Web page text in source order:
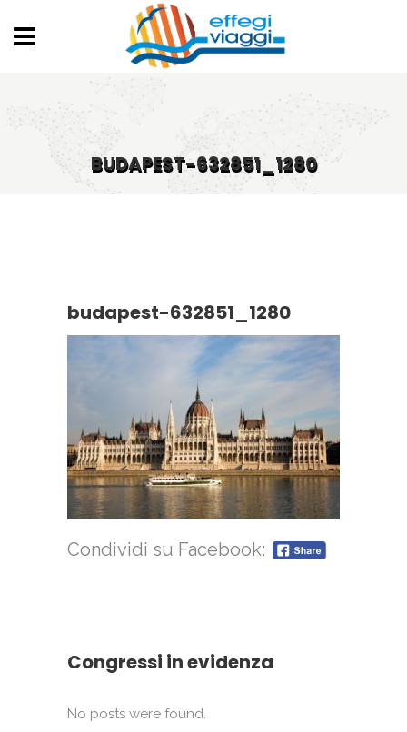
BUDAPEST-632851_1280
budapest-632851_1280
Condividi su Facebook:
Congressi in evidenza
No posts were found.